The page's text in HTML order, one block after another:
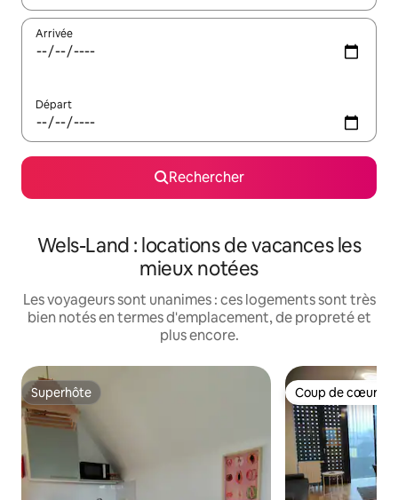
Arrivée
Départ
Rechercher
Wels-Land : locations de vacances les
mieux notées
Les voyageurs sont unanimes : ces logements sont très
bien notés en termes d'emplacement, de propreté et
plus encore.
Superhôte
Superhôte Coup de cœur
Coup de cœur